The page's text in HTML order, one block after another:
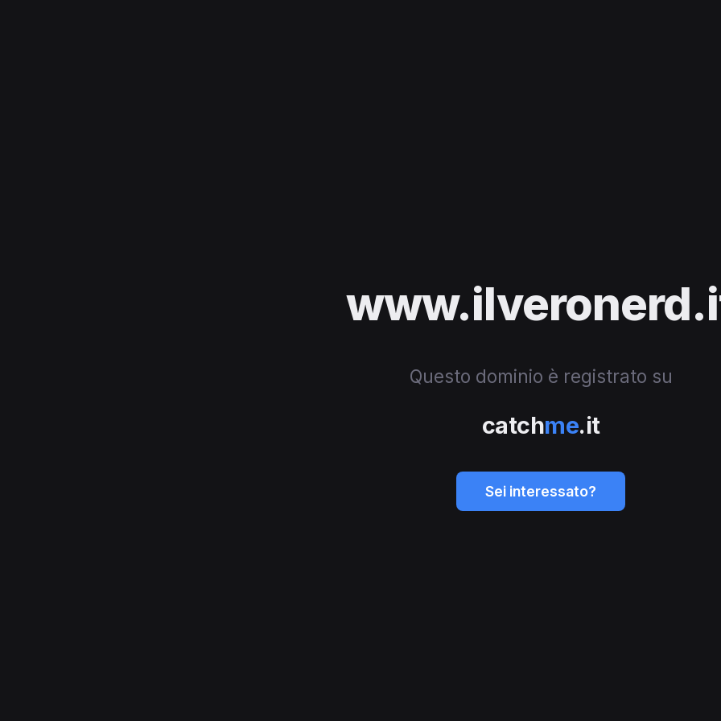
Questo dominio è registrato su
catchme.it
Sei interessato?